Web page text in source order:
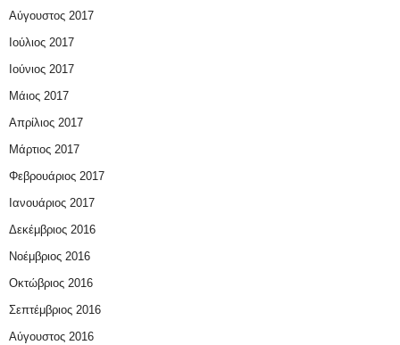
Αύγουστος 2017
Ιούλιος 2017
Ιούνιος 2017
Μάιος 2017
Απρίλιος 2017
Μάρτιος 2017
Φεβρουάριος 2017
Ιανουάριος 2017
Δεκέμβριος 2016
Νοέμβριος 2016
Οκτώβριος 2016
Σεπτέμβριος 2016
Αύγουστος 2016